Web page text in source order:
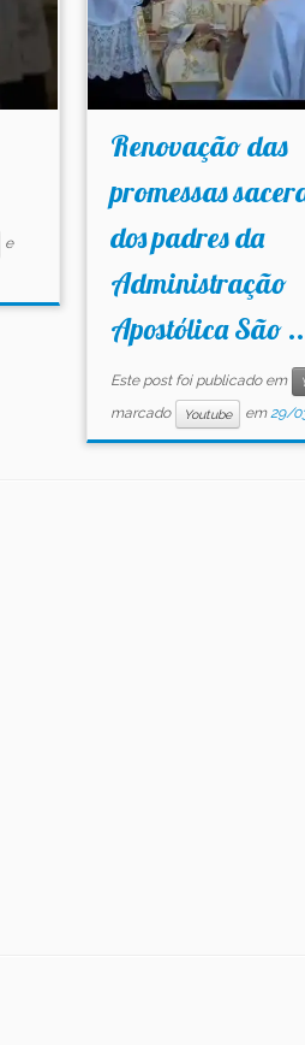
e
Renovação das
promessas
dos padres da
Administração
Apostólica São
Este post foi publicado em
marcado
Youtube em29/